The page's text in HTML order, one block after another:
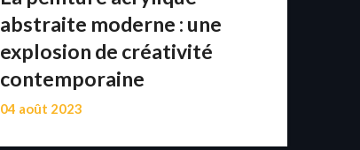
abstraite moderne : une
explosion de créativité
contemporaine
04 août 2023